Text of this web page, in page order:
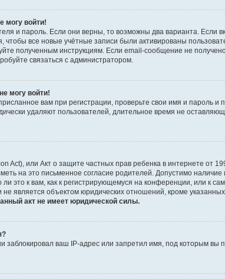
могу войти!
и пароль. Если они верны, то возможны два варианта. Если
чтобы все новые учётные записи были активированы
полученным инструкциям. Если email-сообщение не
связаться с администратором.
могу войти!
вам при регистрации, проверьте свои имя и пароль
удаляют пользователей, длительное время не
Act), или Акт о защите частных прав ребенка в интернете
на это письменное согласие родителей. Допустимо
это к вам, как к регистрирующемуся на конференции, или к
является объектом юридических отношений, кроме указанных
акт не имеет юридической силы.
ваш IP-адрес или запретил имя, под которым вы